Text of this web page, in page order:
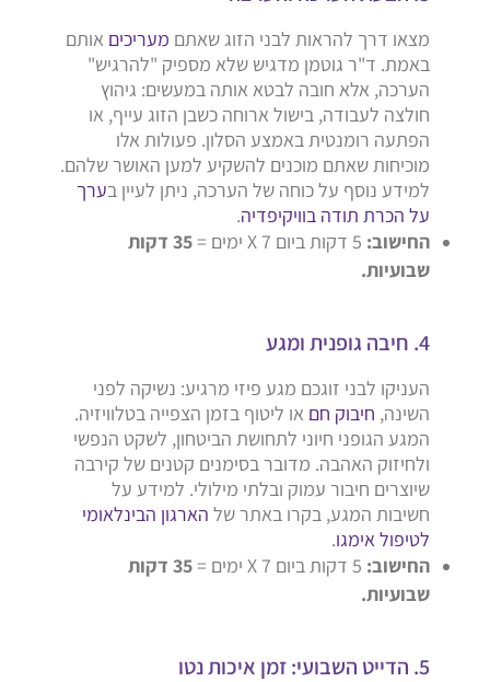
מצאו דרך להראות לבני הזוג שאתם מעריכים אותם
באמת. ד"ר גוטמן מדגיש שלא מספיק "להרגיש"
הערכה, אלא חובה לבטא אותה במעשים: גיהוץ
חולצה לעבודה, בישול ארוחה כשבן הזוג עייף, או
הפתעה רומנטית באמצע הסלון. פעולות אלו
מוכיחות שאתם מוכנים להשקיע למען האושר שלהם.
למידע נוסף על כוחה של הערכה, ניתן לעיין בערך
על הכרת תודה בוויקיפדיה.
החישוב:
35 דקות
שבועיות.
4. חיבה גופנית ומגע
העניקו לבני זוגכם מגע פיזי מרגיע: נשיקה לפני
השינה, חיבוק חם או ליטוף בזמן הצפייה בטלוויזיה.
המגע הגופני חיוני לתחושת הביטחון, לשקט הנפשי
ולחיזוק האהבה. מדובר בסימנים קטנים של קירבה
שיוצרים חיבור עמוק ובלתי מילולי. למידע על
חשיבות המגע, בקרו באתר של הארגון הבינלאומי
לטיפול אימגו.
החישוב:
35 דקות
שבועיות.
5. הדייט השבועי: זמן איכות נטו